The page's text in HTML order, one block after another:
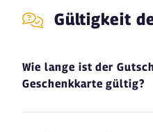
Gültigkeit
Wie lange ist der
Geschenkkarte gültig?